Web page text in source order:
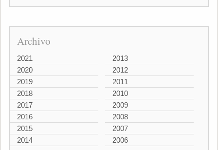
Archivo
2021
2020
2019
2018
2017
2016
2015
2014
2013
2012
2011
2010
2009
2008
2007
2006